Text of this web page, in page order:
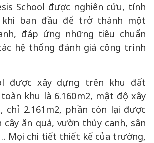
School được nghiên cứu, tính
ban đầu để trở thành một
đáp ứng những tiêu chuẩn
hệ thống đánh giá công trình
được xây dựng trên khu đất
khu là 6.160m2, mật độ xây
2.161m2, phần còn lại được
cây ăn quả, vườn thủy canh, sân
Mọi chi tiết thiết kế của trường,